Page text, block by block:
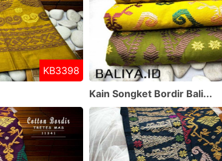
KB3398
Kain Songket Bordir Bali...